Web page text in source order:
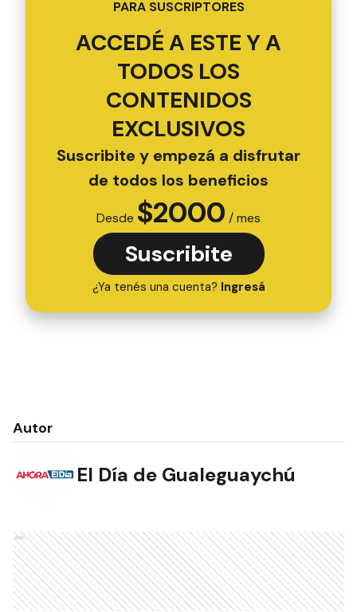
PARA SUSCRIPTORES
ACCEDÉ A ESTE Y A
TODOS LOS
CONTENIDOS
EXCLUSIVOS
Suscribite y empezá a disfrutar
de todos los beneficios
Desde $2000 / mes
Suscribite
¿Ya tenés una cuenta? Ingresá
Autor
El Día de Gualeguaychú
Ads